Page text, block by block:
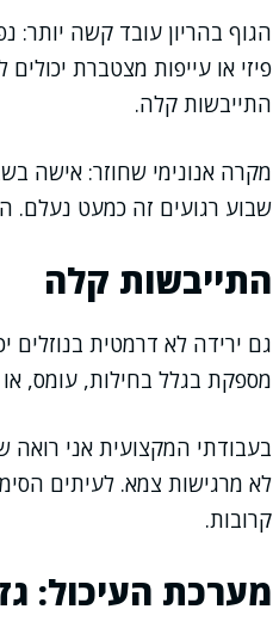
הגוף בהריון עובד קשה
פיזי או עייפות מצטברת
התייבשות קלה.
מקרה אנונימי שחוזר: אישה
שבוע רגועים זה כמעט נעלם.
התייבשות קלה
גם ירידה לא דרמטית בנוזלים
מספקת בגלל בחילות, עומס,
בעבודתי המקצועית אני
לא מרגישות צמא. לעיתים
קרובות.
מערכת העיכול: